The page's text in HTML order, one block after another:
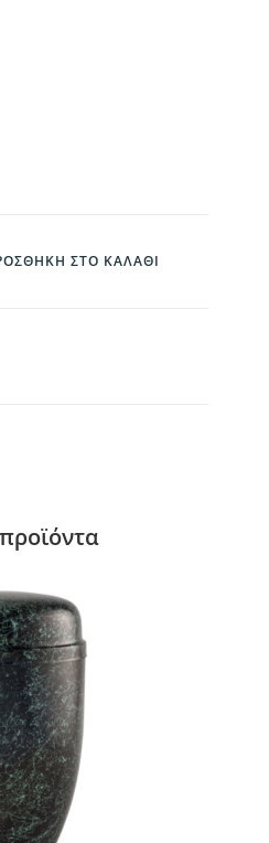
ΣΤΟ ΚΑΛΆΘΙ